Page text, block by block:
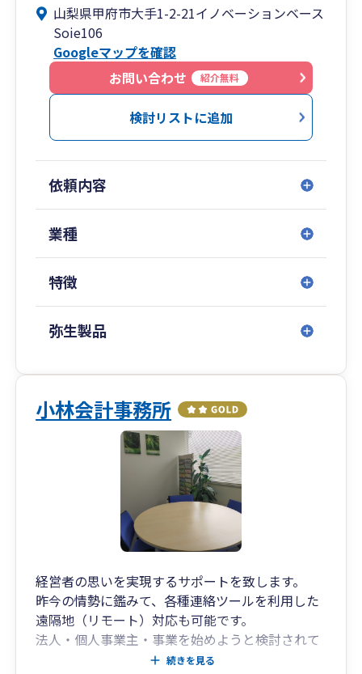
事業主様がご自身の経営数字を理解し、納得し、
使いこなしていくお手伝いをします。
山梨県甲府市大手1-2-21イノベーションベース
Soie106
Googleマップを確認
お問い合わせ
紹介無料
検討リストに追加
依頼内容
業種
特徴
弥生製品
小林会計事務所
経営者の思いを実現するサポートを致します。
昨今の情勢に鑑みて、各種連絡ツールを利用した
遠隔地（リモート）対応も可能です。
法人・個人事業主・事業を始めようと検討されて
いる方に対して、事業計画・税務相談から法人化
続きを見る